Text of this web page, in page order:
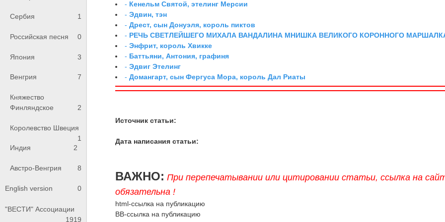
Сербия 1
Российская песня 0
Япония 3
Венгрия 7
Княжество
Финляндское
2
Королевство Швеция
1
Индия
2
Австро-Венгрия 8
English version 0
"ВЕСТИ" Ассоциации
1919
- Кенельм Святой, этелинг Мерсии
-Эдвин, тэн
-Дрест, сын Донуэля, король пиктов
- РЕЧЬ СВЕТЛЕЙШЕГО МИХАЛА ВАНДАЛИНА МНИШКА ВЕЛИКОГО КОРОННОГО
-Энфрит, король Хвикке
- Баттьяни, Антония, графиня
-Эдвиг Этелинг
-Домангарт, сын Фергуса Мора, король Дал Риаты
Источник статьи:
Дата написания статьи:
ВАЖНО: При перепечатывании или цитировании статьи, ссылка на
обязательна !
html-ссылка на публикацию
BB-ссылка на публикацию